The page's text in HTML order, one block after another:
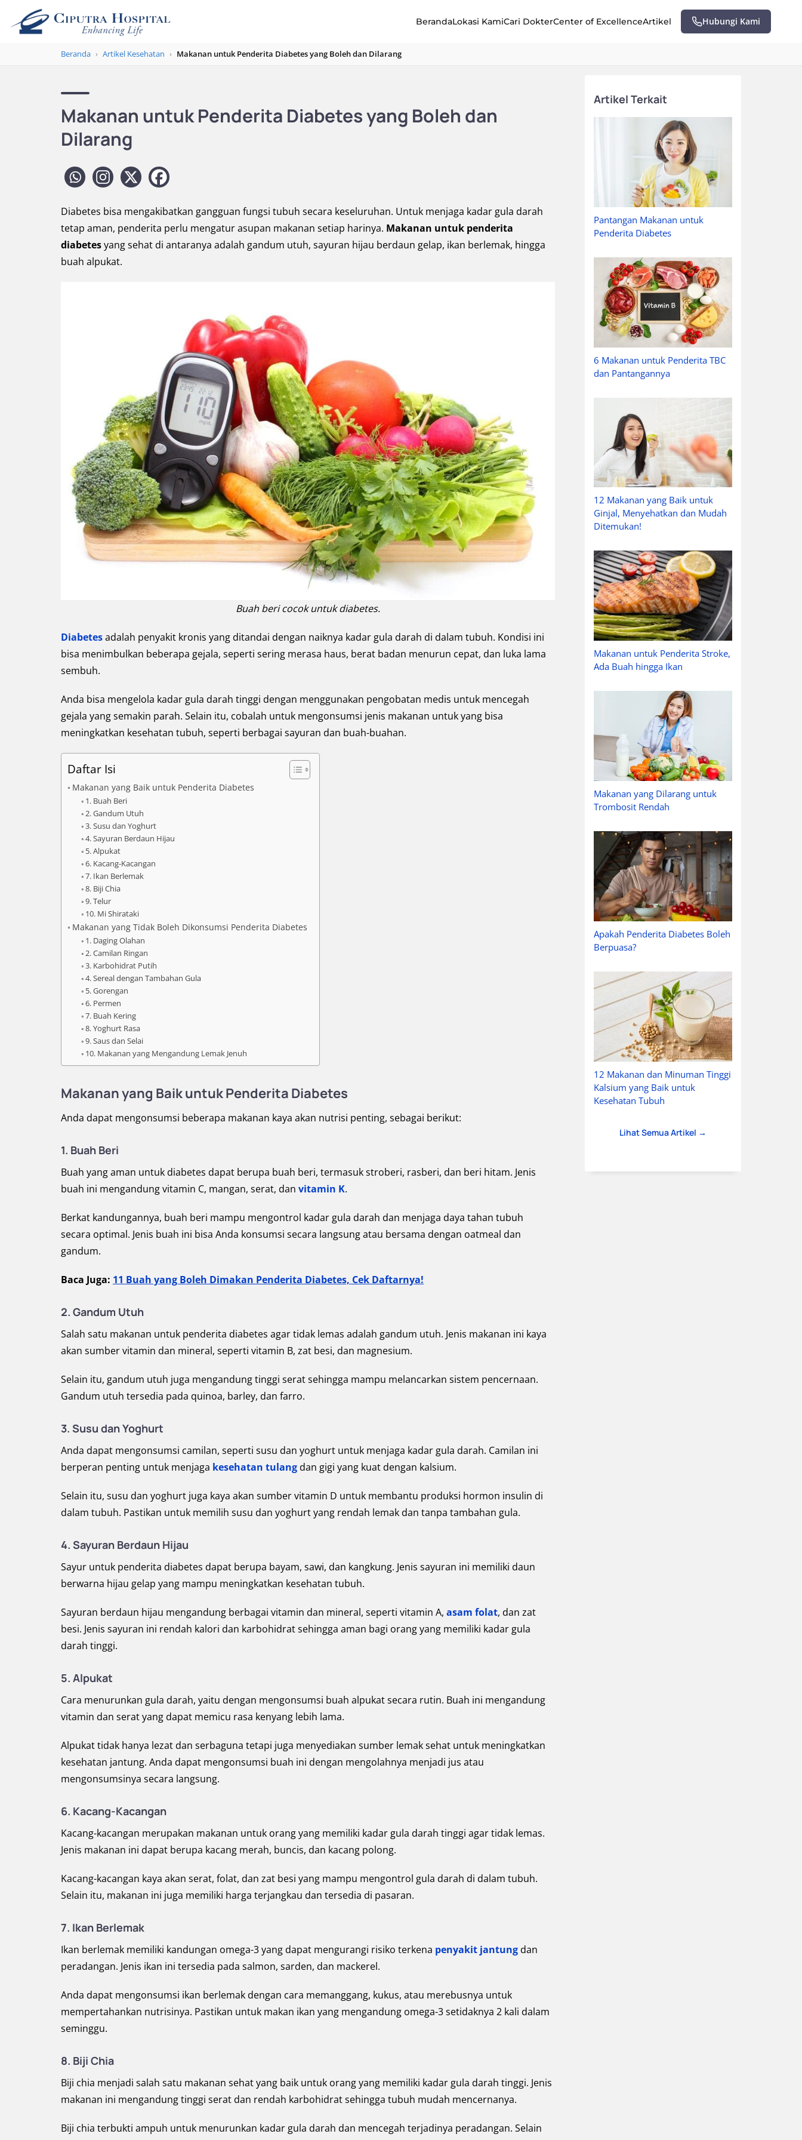
BerandaLokasi KamiCari DokterCenter of ExcellenceArtikel Hubungi Kami
Beranda › Artikel Kesehatan › Makanan untuk Penderita Diabetes yang Boleh dan Dilarang
Makanan untuk Penderita Diabetes yang Boleh dan
Dilarang
Diabetes bisa mengakibatkan gangguan fungsi tubuh secara keseluruhan. Untuk menjaga kadar gula darah
tetap aman, penderita perlu mengatur asupan makanan setiap harinya. Makanan untuk penderita
diabetesyang sehat di antaranya adalah gandum utuh, sayuran hijau berdaun gelap, ikan berlemak, hingga
buah alpukat.
Buah beri cocok untuk diabetes.
Diabetesadalah penyakit kronis yang ditandai dengan naiknya kadar gula darah di dalam tubuh. Kondisi ini
bisa menimbulkan beberapa gejala, seperti sering merasa haus, berat badan menurun cepat, dan luka lama
sembuh.
Anda bisa mengelola kadar gula darah tinggi dengan menggunakan pengobatan medis untuk mencegah
gejala yang semakin parah. Selain itu, cobalah untuk mengonsumsi jenis makanan untuk yang bisa
meningkatkan kesehatan tubuh, seperti berbagai sayuran dan buah-buahan.
Daftar Isi
Makanan yang Baik untuk Penderita Diabetes
1. Buah Beri
2. Gandum Utuh
3. Susu dan Yoghurt
4. Sayuran Berdaun Hijau
5. Alpukat
6. Kacang-Kacangan
7. Ikan Berlemak
8. Biji Chia
9. Telur
10. Mi Shirataki
Makanan yang Tidak Boleh Dikonsumsi Penderita Diabetes
1. Daging Olahan
2. Camilan Ringan
3. Karbohidrat Putih
4. Sereal dengan Tambahan Gula
5. Gorengan
6. Permen
7. Buah Kering
8. Yoghurt Rasa
9. Saus dan Selai
10. Makanan yang Mengandung Lemak Jenuh
Makanan yang Baik untuk Penderita Diabetes
Anda dapat mengonsumsi beberapa makanan kaya akan nutrisi penting, sebagai berikut:
1. Buah Beri
Buah yang aman untuk diabetes dapat berupa buah beri, termasuk stroberi, rasberi, dan beri hitam. Jenis
buah ini mengandung vitamin C, mangan, serat, dan vitamin K.
Berkat kandungannya, buah beri mampu mengontrol kadar gula darah dan menjaga daya tahan tubuh
secara optimal. Jenis buah ini bisa Anda konsumsi secara langsung atau bersama dengan oatmeal dan
gandum.
Baca Juga: 11 Buah yang Boleh Dimakan Penderita Diabetes, Cek Daftarnya!
2. Gandum Utuh
Salah satu makanan untuk penderita diabetes agar tidak lemas adalah gandum utuh. Jenis makanan ini kaya
akan sumber vitamin dan mineral, seperti vitamin B, zat besi, dan magnesium.
Selain itu, gandum utuh juga mengandung tinggi serat sehingga mampu melancarkan sistem pencernaan.
Gandum utuh tersedia pada quinoa, barley, dan farro.
3. Susu dan Yoghurt
Anda dapat mengonsumsi camilan, seperti susu dan yoghurt untuk menjaga kadar gula darah. Camilan ini
berperan penting untuk menjaga kesehatan tulang dan gigi yang kuat dengan kalsium.
Selain itu, susu dan yoghurt juga kaya akan sumber vitamin D untuk membantu produksi hormon insulin di
dalam tubuh. Pastikan untuk memilih susu dan yoghurt yang rendah lemak dan tanpa tambahan gula.
4. Sayuran Berdaun Hijau
Sayur untuk penderita diabetes dapat berupa bayam, sawi, dan kangkung. Jenis sayuran ini memiliki daun
berwarna hijau gelap yang mampu meningkatkan kesehatan tubuh.
Sayuran berdaun hijau mengandung berbagai vitamin dan mineral, seperti vitamin A, asam folat, dan zat
besi. Jenis sayuran ini rendah kalori dan karbohidrat sehingga aman bagi orang yang memiliki kadar gula
darah tinggi.
5. Alpukat
Cara menurunkan gula darah, yaitu dengan mengonsumsi buah alpukat secara rutin. Buah ini mengandung
vitamin dan serat yang dapat memicu rasa kenyang lebih lama.
Alpukat tidak hanya lezat dan serbaguna tetapi juga menyediakan sumber lemak sehat untuk meningkatkan
kesehatan jantung. Anda dapat mengonsumsi buah ini dengan mengolahnya menjadi jus atau
mengonsumsinya secara langsung.
6. Kacang-Kacangan
Kacang-kacangan merupakan makanan untuk orang yang memiliki kadar gula darah tinggi agar tidak lemas.
Jenis makanan ini dapat berupa kacang merah, buncis, dan kacang polong.
Kacang-kacangan kaya akan serat, folat, dan zat besi yang mampu mengontrol gula darah di dalam tubuh.
Selain itu, makanan ini juga memiliki harga terjangkau dan tersedia di pasaran.
7. Ikan Berlemak
Ikan berlemak memiliki kandungan omega-3 yang dapat mengurangi risiko terkena penyakit jantung dan
peradangan. Jenis ikan ini tersedia pada salmon, sarden, dan mackerel.
Anda dapat mengonsumsi ikan berlemak dengan cara memanggang, kukus, atau merebusnya untuk
mempertahankan nutrisinya. Pastikan untuk makan ikan yang mengandung omega-3 setidaknya 2 kali dalam
seminggu.
8. Biji Chia
Biji chia menjadi salah satu makanan sehat yang baik untuk orang yang memiliki kadar gula darah tinggi. Jenis
makanan ini mengandung tinggi serat dan rendah karbohidrat sehingga tubuh mudah mencernanya.
Biji chia terbukti ampuh untuk menurunkan kadar gula darah dan mencegah terjadinya peradangan. Selain
Artikel Terkait
Pantangan Makanan untuk
Penderita Diabetes
6 Makanan untuk Penderita TBC
dan Pantangannya
12 Makanan yang Baik untuk
Ginjal, Menyehatkan dan Mudah
Ditemukan!
Makanan untuk Penderita Stroke,
Ada Buah hingga Ikan
Makanan yang Dilarang untuk
Trombosit Rendah
Apakah Penderita Diabetes Boleh
Berpuasa?
12 Makanan dan Minuman Tinggi
Kalsium yang Baik untuk
Kesehatan Tubuh
Lihat Semua Artikel →